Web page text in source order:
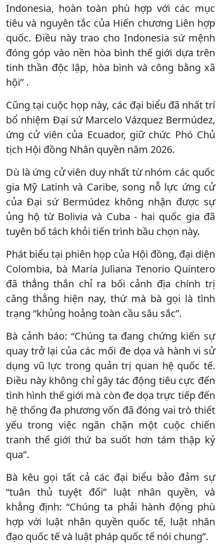
Indonesia, hoàn toàn phù hợp với các mục
tiêu và nguyên tắc của Hiến chương Liên hợp
quốc. Điều này trao cho Indonesia sứ mệnh
đóng góp vào nền hòa bình thế giới dựa trên
tinh thần độc lập, hòa bình và công bằng xã
hội” .
Cũng tại cuộc họp này, các đại biểu đã nhất trí
bổ nhiệm Đại sứ Marcelo Vázquez Bermúdez,
ứng cử viên của Ecuador, giữ chức Phó Chủ
tịch Hội đồng Nhân quyền năm 2026.
Dù là ứng cử viên duy nhất từ nhóm các quốc
gia Mỹ Latinh và Caribe, song nỗ lực ứng cử
của Đại sứ Bermúdez không nhận được sự
ủng hộ từ Bolivia và Cuba - hai quốc gia đã
tuyên bố tách khỏi tiến trình bầu chọn này.
Phát biểu tại phiên họp của Hội đồng, đại diện
Colombia, bà María Juliana Tenorio Quintero
đã thẳng thắn chỉ ra bối cảnh địa chính trị
căng thẳng hiện nay, thứ mà bà gọi là tình
trạng “khủng hoảng toàn cầu sâu sắc”.
Bà cảnh báo: “Chúng ta đang chứng kiến sự
quay trở lại của các mối đe dọa và hành vi sử
dụng vũ lực trong quản trị quan hệ quốc tế.
Điều này không chỉ gây tác động tiêu cực đến
tình hình thế giới mà còn đe dọa trực tiếp đến
hệ thống đa phương vốn đã đóng vai trò thiết
yếu trong việc ngăn chặn một cuộc chiến
tranh thế giới thứ ba suốt hơn tám thập kỷ
qua”.
Bà kêu gọi tất cả các đại biểu bảo đảm sự
“tuân thủ tuyệt đối” luật nhân quyền, và
khẳng định: “Chúng ta phải hành động phù
hợp với luật nhân quyền quốc tế, luật nhân
đạo quốc tế và luật pháp quốc tế nói chung”.